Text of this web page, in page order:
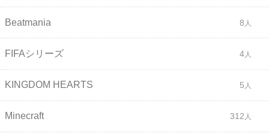
Beatmania 8
FIFAシリーズ 4
KINGDOM HEARTS 5
Minecraft 312